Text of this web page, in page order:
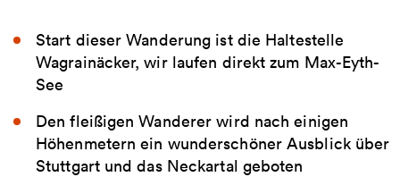
Start dieser Wanderung ist die Haltestelle
Wagrainäcker, wir laufen direkt zum Max-Eyth-
See
Den fleißigen Wanderer wird nach einigen
Höhenmetern ein wunderschöner Ausblick über
Stuttgart und das Neckartal geboten